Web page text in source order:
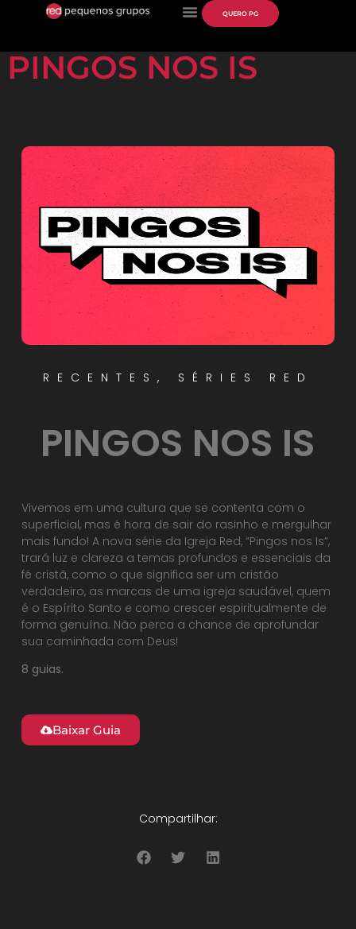
QUERO PG
PINGOS NOS IS
RECENTES , SÉRIES RED
PINGOS NOS IS
Vivemos em uma cultura que se contenta com o
superficial, mas é hora de sair do rasinho e mergulhar
mais fundo! A nova série da Igreja Red, “Pingos nos Is”,
trará luz e clareza a temas profundos e essenciais da
fé cristã, como o que significa ser um cristão
verdadeiro, as marcas de uma igreja saudável, quem
é o Espírito Santo e como crescer espiritualmente de
forma genuína. Não perca a chance de aprofundar
sua caminhada com Deus!
8 guias.
Baixar Guia
Compartilhar: